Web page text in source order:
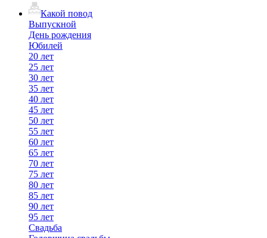
Какой повод
Выпускной
День рождения
Юбилей
20 лет
25 лет
30 лет
35 лет
40 лет
45 лет
50 лет
55 лет
60 лет
65 лет
70 лет
75 лет
80 лет
85 лет
90 лет
95 лет
Свадьба